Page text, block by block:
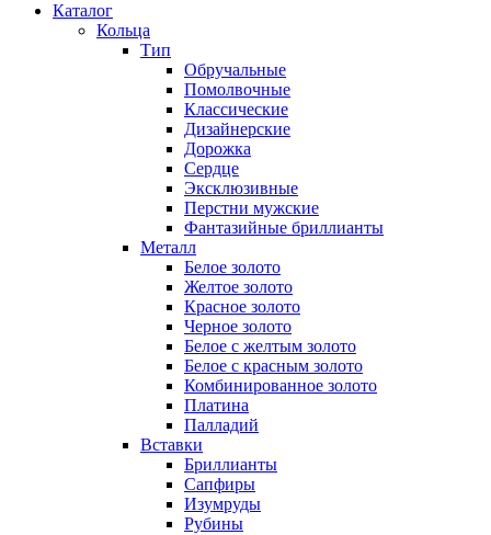
Каталог
Кольца
Тип
Обручальные
Помолвочные
Классические
Дизайнерские
Дорожка
Сердце
Эксклюзивные
Перстни мужские
Фантазийные бриллианты
Металл
Белое золото
Желтое золото
Красное золото
Черное золото
Белое с желтым золото
Белое с красным золото
Комбинированное золото
Платина
Палладий
Вставки
Бриллианты
Сапфиры
Изумруды
Рубины